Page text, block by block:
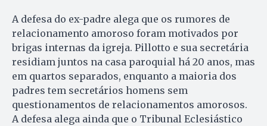
A defesa do ex-padre alega que os rumores de
relacionamento amoroso foram motivados por
brigas internas da igreja. Pillotto e sua secretária
residiam juntos na casa paroquial há 20 anos, mas
em quartos separados, enquanto a maioria dos
padres tem secretários homens sem
questionamentos de relacionamentos amorosos.
A defesa alega ainda que o Tribunal Eclesiástico